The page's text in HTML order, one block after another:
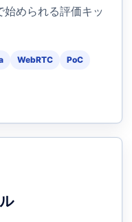
められる評価キッ
WebRTC PoC